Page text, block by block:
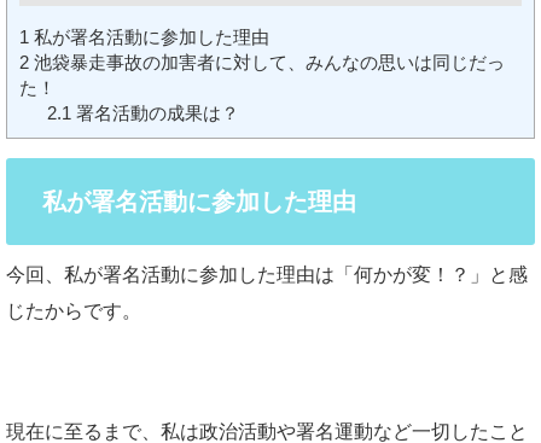
1 私が署名活動に参加した理由
2 池袋暴走事故の加害者に対して、みんなの思いは同じだっ
た！
2.1 署名活動の成果は？
私が署名活動に参加した理由
今回、私が署名活動に参加した理由は「何かが変！？」と感
じたからです。
現在に至るまで、私は政治活動や署名運動など一切したこと